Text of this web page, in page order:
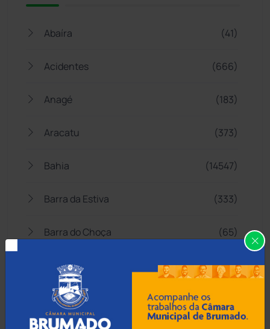
Abaíra (41)
Acidentes (666)
Anagé (183)
Aracatu (373)
Bahia (14547)
Barra da Estiva (333)
Barra do Choça (65)
Belo Campo (57)
Bom Jesus da Lapa